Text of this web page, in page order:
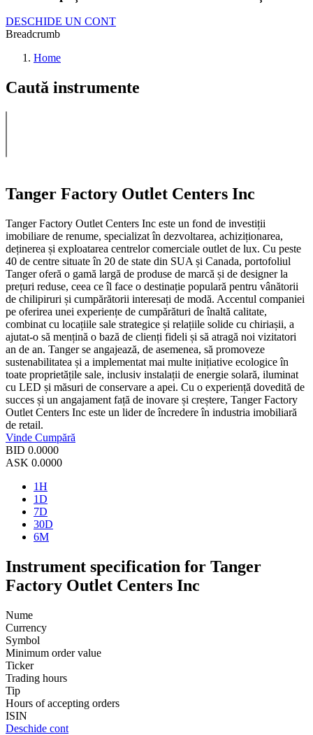
DESCHIDE UN CONT
Breadcrumb
Home
Caută instrumente
Tanger Factory Outlet Centers Inc
Tanger Factory Outlet Centers Inc este un fond de investiții
imobiliare de renume, specializat în dezvoltarea, achiziționarea,
deținerea și exploatarea centrelor comerciale outlet de lux. Cu peste
40 de centre situate în 20 de state din SUA și Canada, portofoliul
Tanger oferă o gamă largă de produse de marcă și de designer la
prețuri reduse, ceea ce îl face o destinație populară pentru vânătorii
de chilipiruri și cumpărătorii interesați de modă. Accentul companiei
pe oferirea unei experiențe de cumpărături de înaltă calitate,
combinat cu locațiile sale strategice și relațiile solide cu chiriașii, a
ajutat-o să mențină o bază de clienți fideli și să atragă noi vizitatori
an de an. Tanger se angajează, de asemenea, să promoveze
sustenabilitatea și a implementat mai multe inițiative ecologice în
toate proprietățile sale, inclusiv instalații de energie solară, iluminat
cu LED și măsuri de conservare a apei. Cu o experiență dovedită de
succes și un angajament față de inovare și creștere, Tanger Factory
Outlet Centers Inc este un lider de încredere în industria imobiliară
de retail.
Vinde Cumpără
BID 0.0000
ASK 0.0000
1H
1D
7D
30D
6M
Instrument specification for Tanger
Factory Outlet Centers Inc
Nume
Currency
Symbol
Minimum order value
Ticker
Trading hours
Tip
Hours of accepting orders
ISIN
Deschide cont